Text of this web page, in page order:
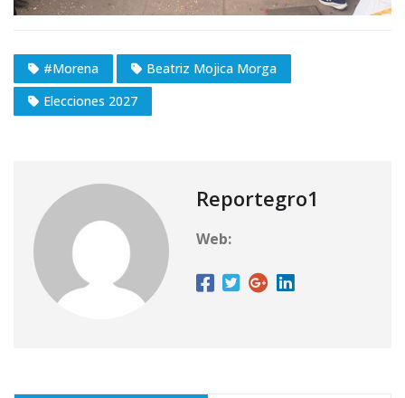
#Morena
Beatriz Mojica Morga
Elecciones 2027
Reportegro1
Web: